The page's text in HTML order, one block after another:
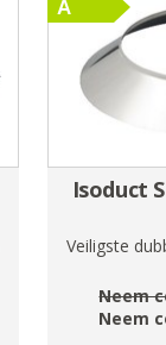
Isoduct
Veiligste
Neem
Neem